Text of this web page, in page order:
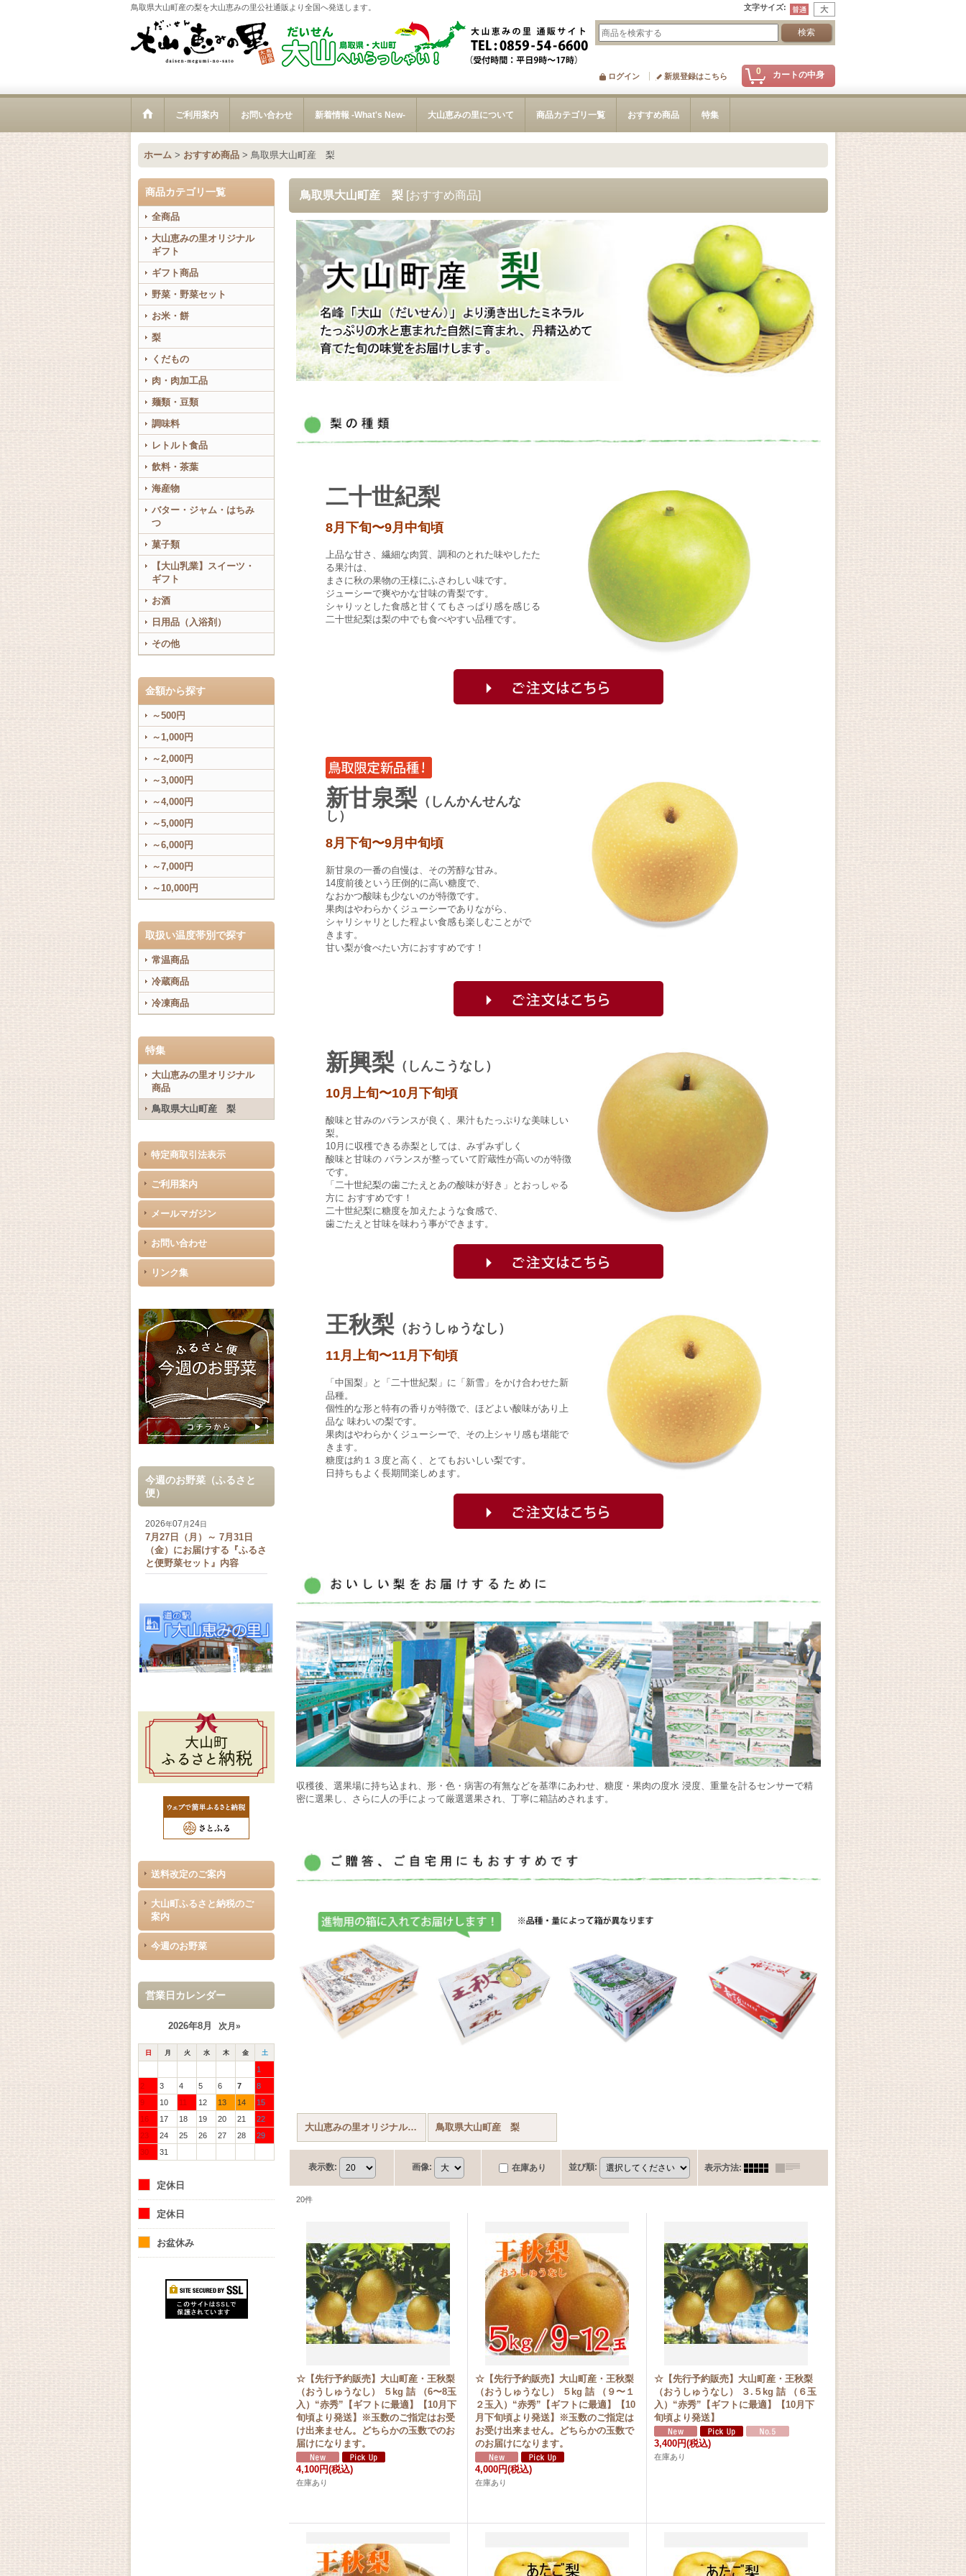
鳥取県大山町産の梨を大山恵みの里公社通販より全国へ発送します。 文字サイズ:
0 カートの中身
ログイン 新規登録はこちら
ご利用案内 お問い合わせ 新着情報 -What's New- 大山恵みの里について 商品カテゴリ一覧 おすすめ商品 特集
ホーム > おすすめ商品 > 鳥取県大山町産 梨
商品カテゴリ一覧
全商品
大山恵みの里オリジナル
ギフト
ギフト商品
野菜・野菜セット
お米・餅
梨
くだもの
肉・肉加工品
麺類・豆類
調味料
レトルト食品
飲料・茶葉
海産物
バター・ジャム・はちみ
つ
菓子類
【大山乳業】スイーツ・
ギフト
お酒
日用品（入浴剤）
その他
金額から探す
～500円
～1,000円
～2,000円
～3,000円
～4,000円
～5,000円
～6,000円
～7,000円
～10,000円
取扱い温度帯別で探す
常温商品
冷蔵商品
冷凍商品
特集
大山恵みの里オリジナル
商品
鳥取県大山町産 梨
特定商取引法表示
ご利用案内
メールマガジン
お問い合わせ
リンク集
今週のお野菜（ふるさと
便）
2026年07 月24日
7月27日（月）～ 7月31日
（金）にお届けする『ふるさ
と便野菜セット』内容
送料改定のご案内
大山町ふるさと納税のご
案内
今週のお野菜
営業日カレンダー
2026年8月 次月»
日 月 火 水 木 金 土
1
2
3 4 5 6 7
8
9
10 11 12 13 14
15
16
17 18 19 20 21
22
23
24 25 26 27 28
29
30
31
定休日
定休日
お盆休み
鳥取県大山町産 梨 [おすすめ商品]
二十世紀梨
8月下旬〜9月中旬頃
上品な甘さ、繊細な肉質、調和のとれた味やしたた
る果汁は、
まさに秋の果物の王様にふさわしい味です。
ジューシーで爽やかな甘味の青梨です。
シャりッとした食感と甘くてもさっぱり感を感じる
二十世紀梨は梨の中でも食べやすい品種です。
新甘泉梨 （しんかんせんな
し）
8月下旬〜9月中旬頃
新甘泉の一番の自慢は、その芳醇な甘み。
14度前後という圧倒的に高い糖度で、
なおかつ酸味も少ないのが特徴です。
果肉はやわらかくジューシーでありながら、
シャリシャリとした程よい食感も楽しむことがで
きます。
甘い梨が食べたい方におすすめです！
新興梨 （しんこうなし）
10月上旬〜10月下旬頃
酸味と甘みのバランスが良く、果汁もたっぷりな美味しい
梨。
10月に収穫できる赤梨としては、みずみずしく
酸味と甘味の バランスが整っていて貯蔵性が高いのが特徴
です。
「二十世紀梨の歯ごたえとあの酸味が好き」とおっしゃる
方に おすすめです！
二十世紀梨に糖度を加えたような食感で、
歯ごたえと甘味を味わう事ができます。
王秋梨 （おうしゅうなし）
11月上旬〜11月下旬頃
「中国梨」と「二十世紀梨」に「新雪」をかけ合わせた新
品種。
個性的な形と特有の香りが特徴で、ほどよい酸味があり上
品な 味わいの梨です。
果肉はやわらかくジューシーで、その上シャリ感も堪能で
きます。
糖度は約１３度と高く、とてもおいしい梨です。
日持ちもよく長期間楽しめます。
収穫後、選果場に持ち込まれ、形・色・病害の有無などを基準にあわせ、糖度・果肉の度水 浸度、重量を計るセンサーで精
密に選果し、さらに人の手によって厳選選果され、丁寧に箱詰めされます。
大山恵みの里オリジナル商品 鳥取県大山町産 梨
表示数: 画像: 在庫あり 並び順: 表示方法:
20件
☆【先行予約販売】大山町産・王秋梨
（おうしゅうなし） ５kg 詰 （6〜8玉
入）“赤秀”【ギフトに最適】【10月下
旬頃より発送】※玉数のご指定はお受
け出来ません。どちらかの玉数でのお
届けになります。
4,100円(税込)
在庫あり
☆【先行予約販売】大山町産・王秋梨
（おうしゅうなし） ５kg 詰 （９〜１
２玉入）“赤秀”【ギフトに最適】【10
月下旬頃より発送】※玉数のご指定は
お受け出来ません。どちらかの玉数で
のお届けになります。
4,000円(税込)
在庫あり
☆【先行予約販売】大山町産・王秋梨
（おうしゅうなし） ３.５kg 詰 （６玉
入）“赤秀”【ギフトに最適】【10月下
旬頃より発送】
3,400円(税込)
在庫あり